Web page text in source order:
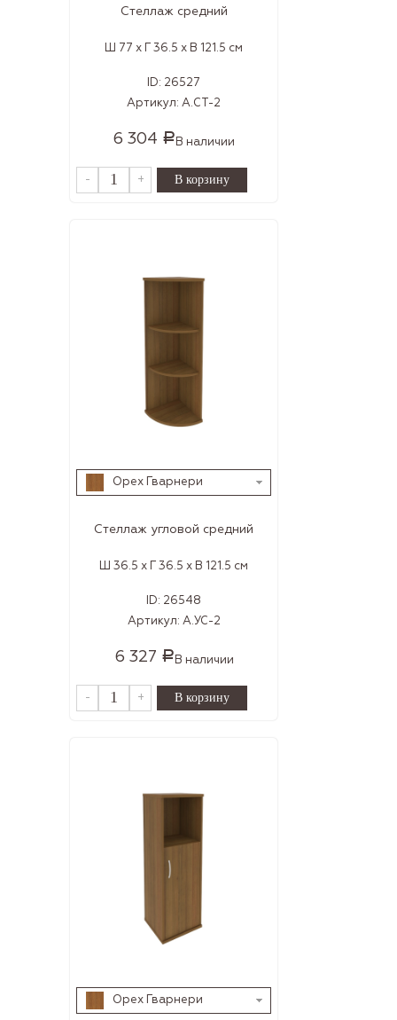
Стеллаж средний
Ш 77 x Г 36.5 x В 121.5 см
ID: 26527
Артикул: А.СТ-2
6 304 Р В наличии
- +
Орех Гварнери
Стеллаж угловой средний
Ш 36.5 x Г 36.5 x В 121.5 см
ID: 26548
Артикул: А.УС-2
6 327 Р В наличии
- +
Орех Гварнери